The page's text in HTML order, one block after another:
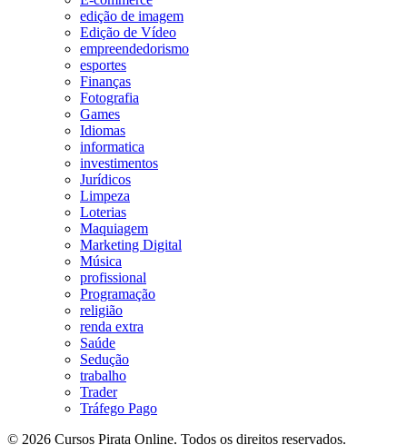
edição de imagem
Edição de Vídeo
empreendedorismo
esportes
Finanças
Fotografia
Games
Idiomas
informatica
investimentos
Jurídicos
Limpeza
Loterias
Maquiagem
Marketing Digital
Música
profissional
Programação
religião
renda extra
Saúde
Sedução
trabalho
Trader
Tráfego Pago
© 2026 Cursos Pirata Online. Todos os direitos reservados.